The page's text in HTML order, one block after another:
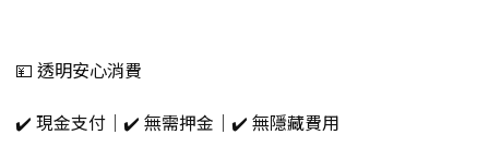
💴 透明安心消費
✔️ 現金支付｜✔️ 無需押金｜✔️ 無隱藏費用